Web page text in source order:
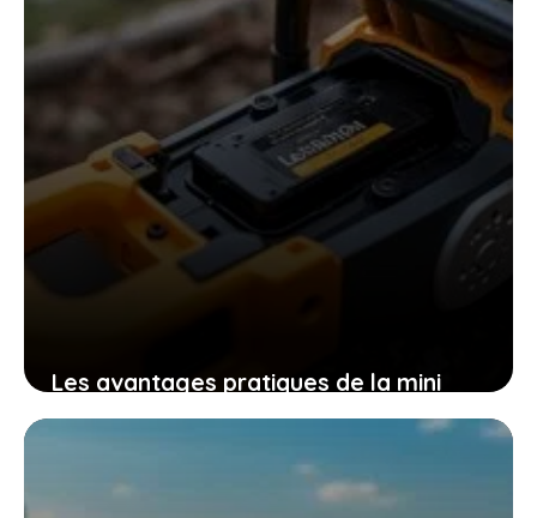
Les avantages pratiques de la mini
tronçonneuse güde mk 18-201-05 pour